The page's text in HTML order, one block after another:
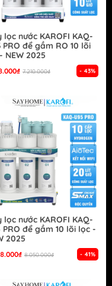
- 43%
lọc nước KAROFI KAQ-
PRO để gầm RO 10 lõi
NEW 2025
7.210.000₫
- 41%
lọc nước KAROFI KAQ-
PRO để gầm 10 lõi lọc -
2025
8.050.000₫